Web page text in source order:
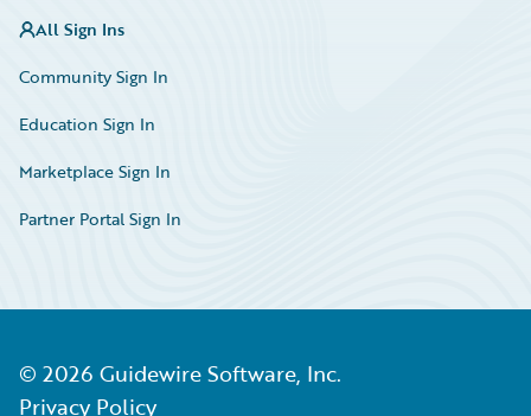
All Sign Ins
Community Sign In
Education Sign In
Marketplace Sign In
Partner Portal Sign In
© 2026 Guidewire Software, Inc.
Privacy Policy